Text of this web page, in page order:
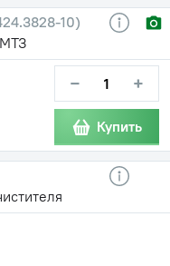
10)
− +
Купить